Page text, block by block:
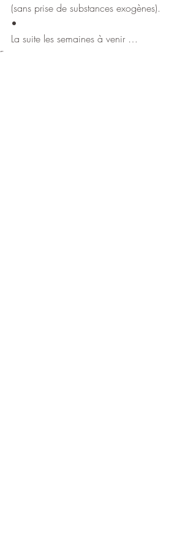
(sans prise de substances exogènes).
•
La suite les semaines à venir …
Français